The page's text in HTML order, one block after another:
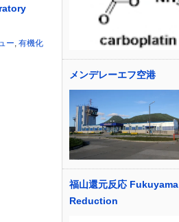
ー, 有機化
メンデレーエフ空港
福山還元反応 Fukuyama
Reduction